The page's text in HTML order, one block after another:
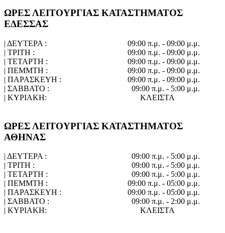
ΩΡΕΣ ΛΕΙΤΟΥΡΓΙΑΣ ΚΑΤΑΣΤΗΜΑΤΟΣ
ΕΔΕΣΣΑΣ
| ΔΕΥΤΕΡΑ :
09:00 π.μ. - 09:00 μ.μ.
| ΤΡΙΤΗ :
09:00 π.μ. - 09:00 μ.μ.
| ΤΕΤΑΡΤΗ :
09:00 π.μ. - 09:00 μ.μ.
| ΠΕΜΜΤΗ :
09:00 π.μ. - 09:00 μ.μ.
| ΠΑΡΑΣΚΕΥΗ :
09:00 π.μ. - 09:00 μ.μ.
| ΣΑΒΒΑΤΟ :
09:00 π.μ. - 5:00 μ.μ.
| ΚΥΡΙΑΚΗ:
ΚΛΕΙΣΤΑ
ΩΡΕΣ ΛΕΙΤΟΥΡΓΙΑΣ ΚΑΤΑΣΤΗΜΑΤΟΣ
ΑΘΗΝΑΣ
| ΔΕΥΤΕΡΑ :
09:00 π.μ. - 5:00 μ.μ.
| ΤΡΙΤΗ :
09:00 π.μ. - 5:00 μ.μ.
| ΤΕΤΑΡΤΗ :
09:00 π.μ. - 5:00 μ.μ.
| ΠΕΜΜΤΗ :
09:00 π.μ. - 05:00 μ.μ.
| ΠΑΡΑΣΚΕΥΗ :
09:00 π.μ. - 05:00 μ.μ.
| ΣΑΒΒΑΤΟ :
09:00 π.μ. - 2:00 μ.μ.
| ΚΥΡΙΑΚΗ:
ΚΛΕΙΣΤΑ